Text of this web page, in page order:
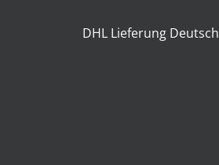
DHL Lieferung